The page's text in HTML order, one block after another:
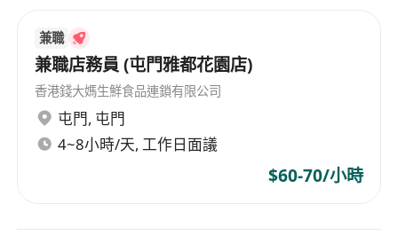
協助處理商品陳列、庫存管理與進出貨作業
支援員工排班、培訓及績效考核等行政事務
協調解決現場突發狀況，維持良好營運秩序
具備良好的溝通能力與服務熱忱，能獨立處理門
有零售或相關行業經驗者優先考慮
兼職
兼職店務員 (屯門雅都花園店)
香港錢大媽生鮮食品連鎖有限公司
屯門, 屯門
4~8小時/天, 工作日面議
$60-70/小時